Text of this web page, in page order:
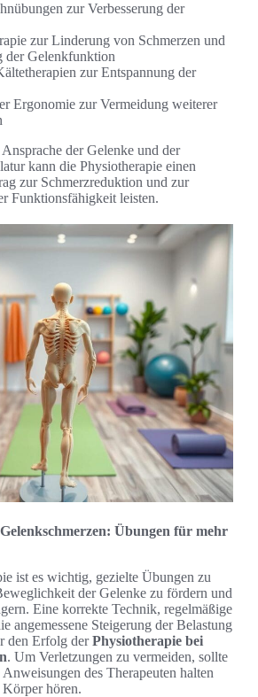
zur Verbesserung der
zur Linderung von Schmerzen und
der Gelenkfunktion
zur Entspannung der
Ergonomie zur Vermeidung weiterer
der Gelenke und der
kann die Physiotherapie einen
zur Schmerzreduktion und zur
Funktionsfähigkeit leisten.
Übungen für mehr
ist es wichtig, gezielte Übungen zu
der Gelenke zu fördern und
Eine korrekte Technik, regelmäßige
angemessene Steigerung der Belastung
den Erfolg derPhysiotherapie bei
. Um Verletzungen zu vermeiden, sollte
des Therapeuten halten
hören.